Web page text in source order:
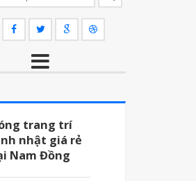
trang trí
nhật giá rẻ
Nam Đồng